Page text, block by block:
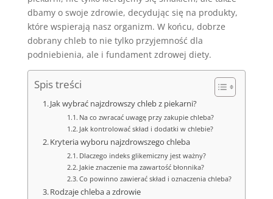
dbamy o swoje zdrowie, decydując się na produkty,
które wspierają nasz organizm. W końcu, dobrze
dobrany chleb to nie tylko przyjemność dla
podniebienia, ale i fundament zdrowej diety.
Spis treści
Jak wybrać najzdrowszy chleb z piekarni?
Na co zwracać uwagę przy zakupie chleba?
Jak kontrolować skład i dodatki w chlebie?
Kryteria wyboru najzdrowszego chleba
Dlaczego indeks glikemiczny jest ważny?
Jakie znaczenie ma zawartość błonnika?
Co powinno zawierać skład i oznaczenia chleba?
Rodzaje chleba a zdrowie